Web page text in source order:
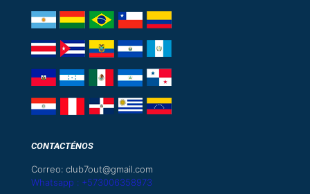
CONTACTÉNOS
Correo: club7out@gmail.com
Whatsapp : +573006358973